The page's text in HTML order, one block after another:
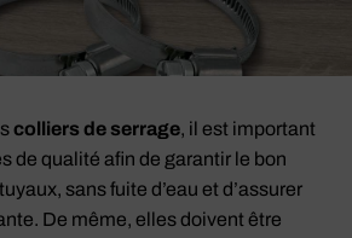
colliers de serrage, il est important
de qualité afin de garantir le bon
sans fuite d’eau et d’assurer
De même, elles doivent être